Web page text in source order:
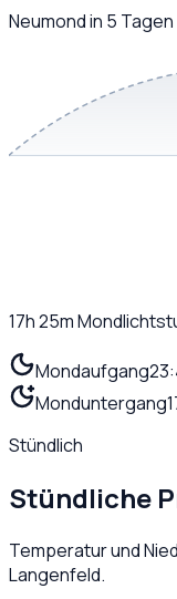
Neumond in 5 Tagen
17h 25m
Mondaufgang
Monduntergang
Stündlich
Stündliche
Temperatur und
Langenfeld.